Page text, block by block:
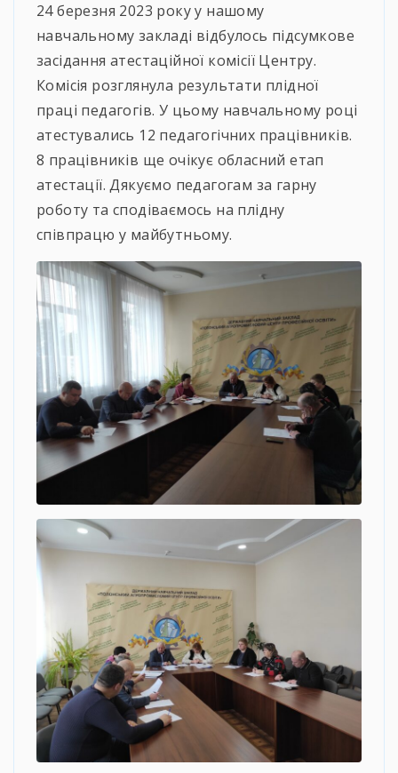
24 березня 2023 року у нашому
навчальному закладі відбулось підсумкове
засідання атестаційної комісії Центру.
Комісія розглянула результати плідної
праці педагогів. У цьому навчальному році
атестувались 12 педагогічних працівників.
8 працівників ще очікує обласний етап
атестації. Дякуємо педагогам за гарну
роботу та сподіваємось на плідну
співпрацю у майбутньому.